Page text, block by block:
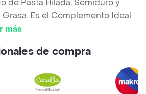
de Pasta Hilada, Semiduro y
Es el Complemento Ideal
más
de compra